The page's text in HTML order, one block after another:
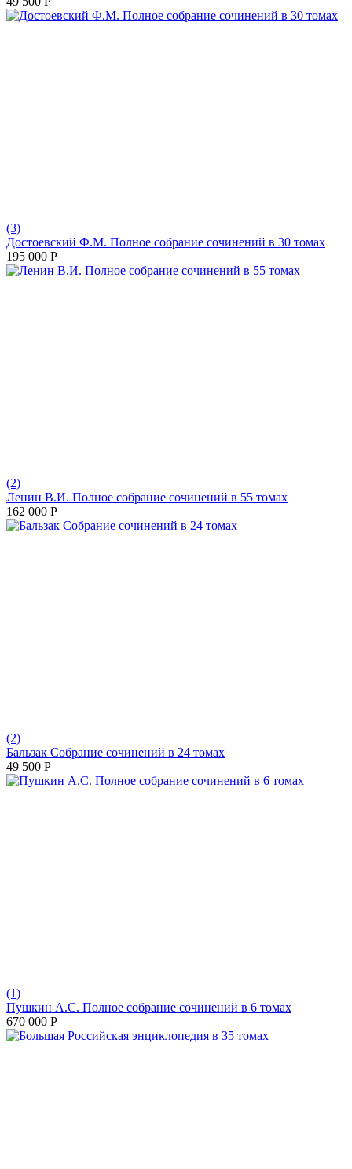
(3)
Достоевский Ф.М. Полное собрание сочинений в 30 томах
195 000 Р
(2)
Ленин В.И. Полное собрание сочинений в 55 томах
162 000 Р
(2)
Бальзак Собрание сочинений в 24 томах
49 500 Р
(1)
Пушкин А.С. Полное собрание сочинений в 6 томах
670 000 Р